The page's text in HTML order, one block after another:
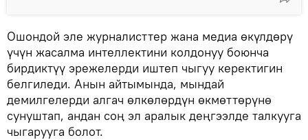
Ошондой эле журналисттер жана медиа өкүлдөрү
үчүн жасалма интеллектини колдонуу боюнча
бирдиктүү эрежелерди иштеп чыгуу керектигин
белгиледи. Анын айтымында, мындай
демилгелерди алгач өлкөлөрдүн өкмөттөрүнө
сунуштап, андан соң эл аралык деңгээлде талкууга
чыгарууга болот.